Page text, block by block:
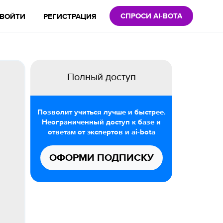
ВОЙТИ РЕГИСТРАЦИЯ СПРОСИ AI-BOTA
Полный доступ
Позволит учиться лучше и быстрее.
Неограниченный доступ к базе и
ответам от экспертов и ai-bota
ОФОРМИ ПОДПИСКУ